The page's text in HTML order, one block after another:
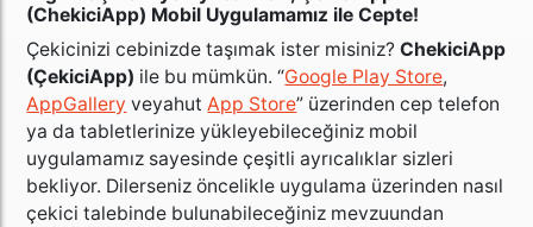
(ChekiciApp) Mobil Uygulamamız ile Cepte!
Çekicinizi cebinizde taşımak ister misiniz?ChekiciApp
(ÇekiciApp) ile bu mümkün. “Google Play Store,
AppGallery veyahutApp Store” üzerinden cep telefon
ya da tabletlerinize yükleyebileceğiniz mobil
uygulamamız sayesinde çeşitli ayrıcalıklar sizleri
bekliyor. Dilerseniz öncelikle uygulama üzerinden nasıl
çekici talebinde bulunabileceğiniz mevzuundan